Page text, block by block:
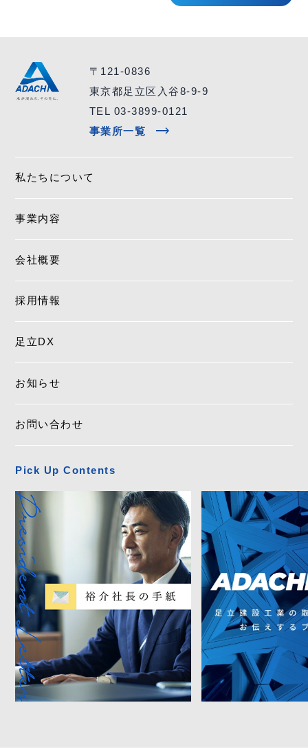
〒121-0836
東京都足立区入谷8-9-9
TEL 03-3899-0121
事業所一覧
trending_flat
私たちについて
事業内容
会社概要
採用情報
足立DX
お知らせ
お問い合わせ
Pick Up Contents